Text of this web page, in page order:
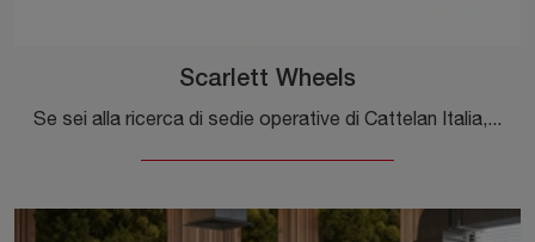
Scarlett Wheels
Se sei alla ricerca di sedie operative di Cattelan Italia, clicca e ottieni informazioni sul modello Scarlett Wheels in pelle per gli ambienti di ...